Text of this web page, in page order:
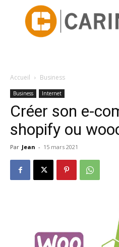
Accueil Business
Business Internet
Créer son e-
shopify ou
Par Jean - 15 mars 2021